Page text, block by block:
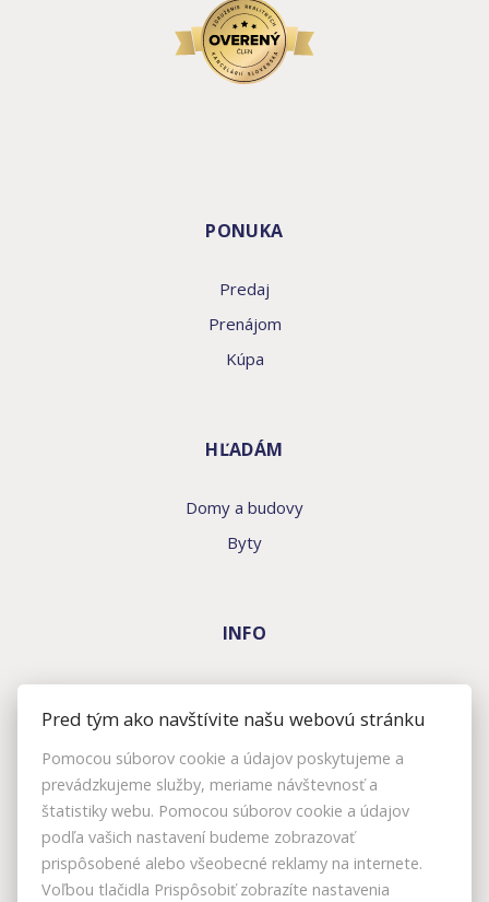
PONUKA
Predaj
Prenájom
Kúpa
HĽADÁM
Domy a budovy
Byty
INFO
Makléri
Napíšte nám
Kontakt
Nastavenie cookies
Pred tým ako navštívite našu webovú stránku
Pomocou súborov cookie a údajov poskytujeme a
prevádzkujeme služby, meriame návštevnosť a
štatistiky webu. Pomocou súborov cookie a údajov
podľa vašich nastavení budeme zobrazovať
prispôsobené alebo všeobecné reklamy na internete.
Voľbou tlačidla Prispôsobiť zobrazíte nastavenia